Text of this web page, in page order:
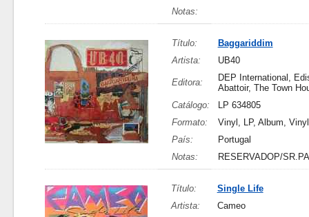
Notas:
Título:
Baggariddim
Artista:
UB40
Editora:
DEP International,
Abattoir, The Town
Catálogo:
LP 634805
Formato:
Vinyl, LP, Album,
País:
Portugal
Notas:
RESERVADOP/
Título:
Single Life
Artista:
Cameo